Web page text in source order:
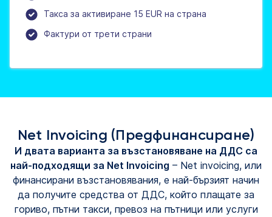
Такса за активиране 15 EUR на страна
Фактури от трети страни
Net Invoicing (Предфинансиране)
И двата варианта за възстановяване на ДДС са
най-подходящи за Net Invoicing – Net invoicing, или
финансирани възстановявания, е най-бързият начин
да получите средства от ДДС, който плащате за
гориво, пътни такси, превоз на пътници или услуги